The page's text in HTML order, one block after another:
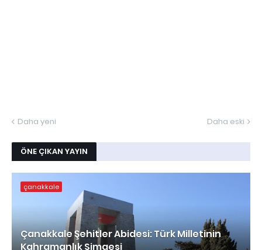
Daha yeni Daha eski
ÖNE ÇIKAN YAYIN
çanakkale
Çanakkale Şehitler Abidesi: Türk Milletinin
Kahramanlık Simgesi